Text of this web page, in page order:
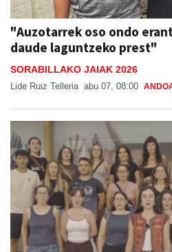
"Auzotarrek oso ondo
daude laguntzeko prest"
SORABILLAKO JAIAK 2026
Lide Ruiz Telleria abu 07, 08:00